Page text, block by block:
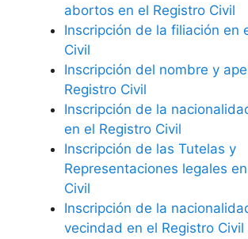
abortos en el Registro Civil
Inscripción de la filiación en
Civil
Inscripción del nombre y
Registro Civil
Inscripción de la
en el Registro Civil
Inscripción de las Tutelas y
Representaciones legales
Civil
Inscripción de la
vecindad en el Registro Civil